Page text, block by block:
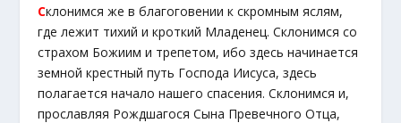
Склонимся же в благоговении к скромным яслям,
где лежит тихий и кроткий Младенец. Склонимся со
страхом Божиим и трепетом, ибо здесь начинается
земной крестный путь Господа Иисуса, здесь
полагается начало нашего спасения. Склонимся и,
прославляя Рождшагося Сына Превечного Отца,